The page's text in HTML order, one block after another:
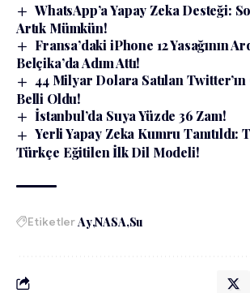
WhatsApp’a Yapay Zeka Desteği:
Artık Mümkün!
Fransa’daki iPhone 12 Yasağının
Belçika’da Adım Attı!
44 Milyar Dolara Satılan
Belli Oldu!
İstanbul’da Suya Yüzde 36 Zam!
Yerli Yapay Zeka Kumru Tanıtıldı:
Türkçe Eğitilen İlk Dil Modeli!
EtiketlerAy NASA Su